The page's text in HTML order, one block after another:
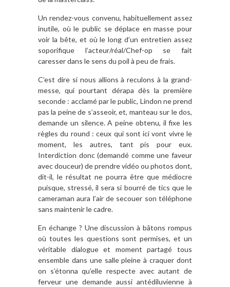
Un rendez-vous convenu, habituellement assez
inutile, où le public se déplace en masse pour
voir la bête, et où le long d’un entretien assez
soporifique l’acteur/réal/Chef-op se fait
caresser dans le sens du poil à peu de frais.
C’est dire si nous allions à reculons à la grand-
messe, qui pourtant dérapa dès la première
seconde : acclamé par le public, Lindon ne prend
pas la peine de s’asseoir, et, manteau sur le dos,
demande un silence. A peine obtenu, il fixe les
règles du round : ceux qui sont ici vont vivre le
moment, les autres, tant pis pour eux.
Interdiction donc (demandé comme une faveur
avec douceur) de prendre vidéo ou photos dont,
dit-il, le résultat ne pourra être que médiocre
puisque, stressé, il sera si bourré de tics que le
cameraman aura l’air de secouer son téléphone
sans maintenir le cadre.
En échange ? Une discussion à bâtons rompus
où toutes les questions sont permises, et un
véritable dialogue et moment partagé tous
ensemble dans une salle pleine à craquer dont
on s’étonna qu’elle respecte avec autant de
ferveur une demande aussi antédiluvienne à